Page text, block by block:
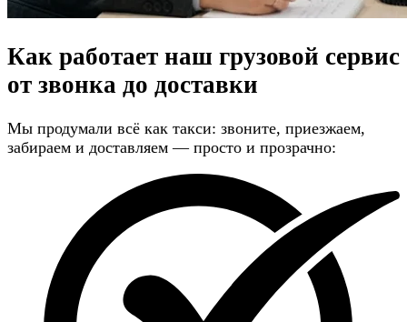
Как работает наш грузовой сервис
от звонка до доставки
Мы продумали всё как такси: звоните, приезжаем,
забираем и доставляем — просто и прозрачно: